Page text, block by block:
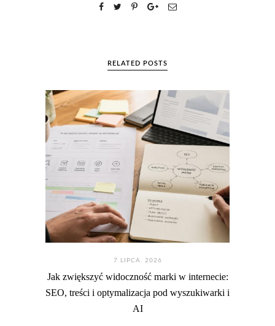
RELATED POSTS
7 LIPCA. 2026
Jak zwiększyć widoczność marki w internecie:
SEO, treści i optymalizacja pod wyszukiwarki i
AI